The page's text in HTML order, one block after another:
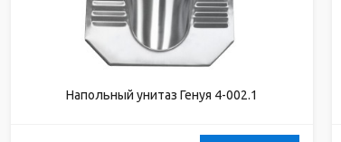
Напольный унитаз Генуя 4-002.1